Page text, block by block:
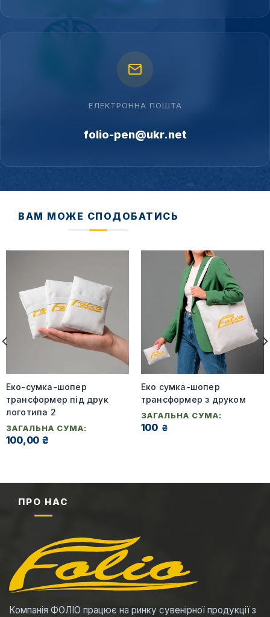
ЕЛЕКТРОННА ПОШТА
folio-pen@ukr.net
ВАМ МОЖЕ СПОДОБАТИСЬ
Еко-сумка-шопер
трансформер під друк
логотипа 2
ЗАГАЛЬНА СУМА:
100,00 ₴
Еко сумка-шопер
трансформер з друком
ЗАГАЛЬНА СУМА:
100 ₴
ПРО НАС
Компанія ФОЛІО працює на ринку сувенірної продукції з